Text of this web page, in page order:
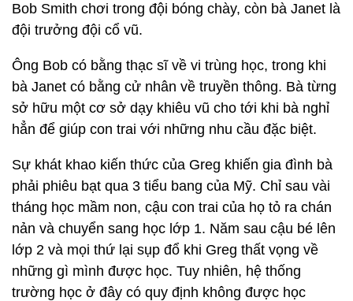
Bob Smith chơi trong đội bóng chày, còn bà Janet là
đội trưởng đội cổ vũ.
Ông Bob có bằng thạc sĩ về vi trùng học, trong khi
bà Janet có bằng cử nhân về truyền thông. Bà từng
sở hữu một cơ sở dạy khiêu vũ cho tới khi bà nghỉ
hẳn để giúp con trai với những nhu cầu đặc biệt.
Sự khát khao kiến thức của Greg khiến gia đình bà
phải phiêu bạt qua 3 tiểu bang của Mỹ. Chỉ sau vài
tháng học mầm non, cậu con trai của họ tỏ ra chán
nản và chuyển sang học lớp 1. Năm sau cậu bé lên
lớp 2 và mọi thứ lại sụp đổ khi Greg thất vọng về
những gì mình được học. Tuy nhiên, hệ thống
trường học ở đây có quy định không được học